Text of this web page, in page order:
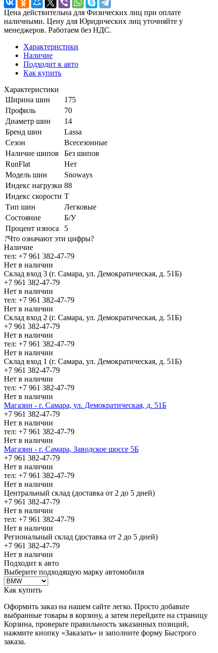
Цена действительна для Физических лиц при оплате
наличными. Цену для Юридических лиц уточняйте у
менеджеров. Работаем без НДС.
Характеристики
Наличие
Подходит к авто
Как купить
Характеристики
Ширина шин
175
Профиль
70
Диаметр шин
14
Бренд шин
Lassa
Сезон
Всесезонные
Наличие шипов
Без шипов
RunFlat
Нет
Модель шин
Snoways
Индекс нагрузки 88
Индекс скорости T
Тип шин
Легковые
Состояние
Б/У
Процент износа
5
?Что означают эти цифры?
Наличие
тел: +7 961 382-47-79
Нет в наличии
Склад вход 3 (г. Самара, ул. Демократическая, д. 51Б)
+7 961 382-47-79
Нет в наличии
тел: +7 961 382-47-79
Нет в наличии
Склад вход 2 (г. Самара, ул. Демократическая, д. 51Б)
+7 961 382-47-79
Нет в наличии
тел: +7 961 382-47-79
Нет в наличии
Склад вход 1 (г. Самара, ул. Демократическая, д. 51Б)
+7 961 382-47-79
Нет в наличии
тел: +7 961 382-47-79
Нет в наличии
Магазин - г. Самара, ул. Демократическая, д. 51Б
+7 961 382-47-79
Нет в наличии
тел: +7 961 382-47-79
Нет в наличии
Магазин - г. Самара, Заводское шоссе 5Б
+7 961 382-47-79
Нет в наличии
тел: +7 961 382-47-79
Нет в наличии
Центральный склад (доставка от 2 до 5 дней)
+7 961 382-47-79
Нет в наличии
тел: +7 961 382-47-79
Нет в наличии
Региональный склад (доставка от 2 до 5 дней)
+7 961 382-47-79
Нет в наличии
Подходит к авто
Выберите подходящую марку автомобиля
Как купить
Оформить заказ на нашем сайте легко. Просто добавьте
выбранные товары в корзину, а затем перейдите на страницу
Корзина, проверьте правильность заказанных позиций,
нажмите кнопку «Заказать» и заполните форму Быстрого
заказа.